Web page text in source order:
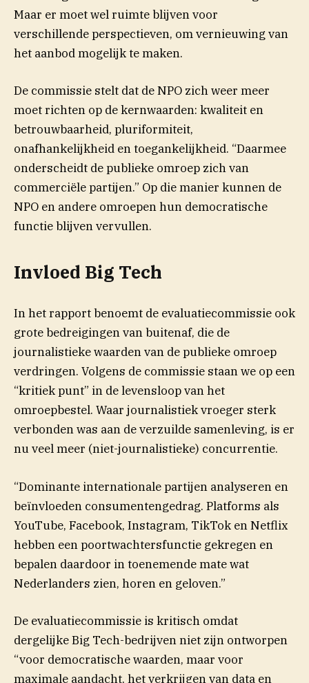
Maar er moet wel ruimte blijven voor
verschillende perspectieven, om vernieuwing van
het aanbod mogelijk te maken.
De commissie stelt dat de NPO zich weer meer
moet richten op de kernwaarden: kwaliteit en
betrouwbaarheid, pluriformiteit,
onafhankelijkheid en toegankelijkheid. “Daarmee
onderscheidt de publieke omroep zich van
commerciële partijen.” Op die manier kunnen de
NPO en andere omroepen hun democratische
functie blijven vervullen.
Invloed Big Tech
In het rapport benoemt de evaluatiecommissie ook
grote bedreigingen van buitenaf, die de
journalistieke waarden van de publieke omroep
verdringen. Volgens de commissie staan we op een
“kritiek punt” in de levensloop van het
omroepbestel. Waar journalistiek vroeger sterk
verbonden was aan de verzuilde samenleving, is er
nu veel meer (niet-journalistieke) concurrentie.
“Dominante internationale partijen analyseren en
beïnvloeden consumentengedrag. Platforms als
YouTube, Facebook, Instagram, TikTok en Netflix
hebben een poortwachtersfunctie gekregen en
bepalen daardoor in toenemende mate wat
Nederlanders zien, horen en geloven.”
De evaluatiecommissie is kritisch omdat
dergelijke Big Tech-bedrijven niet zijn ontworpen
“voor democratische waarden, maar voor
maximale aandacht, het verkrijgen van data en